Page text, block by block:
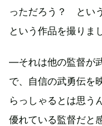
っただろう？ とい
という作品を撮りま
―それは他の監督が
で、自信の武勇伝を
らっしゃるとは思う
優れている監督だと